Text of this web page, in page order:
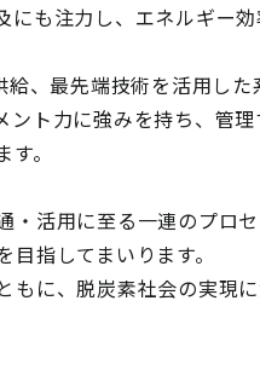
も注力し、エネルギー
、最先端技術を活用し
ト力に強みを持ち、管
。
活用に至る一連のプロ
指してまいります。
に、脱炭素社会の実現